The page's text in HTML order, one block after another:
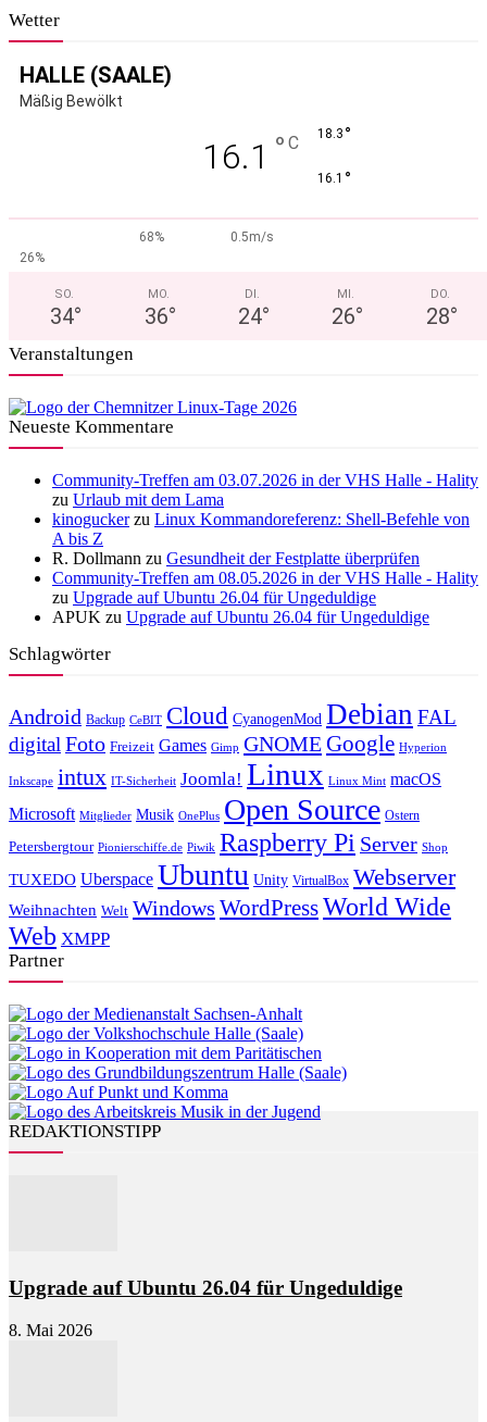
Wetter
HALLE (SAALE)
Mäßig Bewölkt
16.1 ° C 18.3 °
16.1 °
68%
0.5m/s
26%
SO.
34°
MO.
36°
DI.
24°
MI.
26°
DO.
28°
Veranstaltungen
Neueste Kommentare
Community-Treffen am 03.07.2026 in der VHS Halle - Hality
zu Urlaub mit dem Lama
kinoguckerzu Linux Kommandoreferenz: Shell-Befehle von
A bis Z
R. Dollmann zu Gesundheit der Festplatte überprüfen
Community-Treffen am 08.05.2026 in der VHS Halle - Hality
zu Upgrade auf Ubuntu 26.04 für Ungeduldige
APUK zu Upgrade auf Ubuntu 26.04 für Ungeduldige
Schlagwörter
Android Backup CeBIT Cloud CyanogenMod Debian FAL
digitalFoto Freizeit Games Gimp GNOMEGoogle Hyperion
Inkscape intux IT-Sicherheit Joomla! Linux Linux Mint macOS
Microsoft Mitglieder Musik OnePlus Open Source Ostern
Petersbergtour Pionierschiffe.de Piwik Raspberry Pi Server Shop
TUXEDO Uberspace Ubuntu Unity VirtualBox Webserver
Weihnachten Welt Windows WordPressWorld Wide
Web XMPP
Partner
REDAKTIONSTIPP
Upgrade auf Ubuntu 26.04 für Ungeduldige
8. Mai 2026